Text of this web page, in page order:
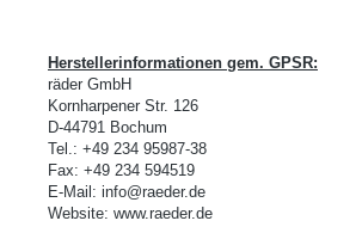
Herstellerinformationen gem. GPSR:
räder GmbH
Kornharpener Str. 126
D-44791 Bochum
Tel.: +49 234 95987-38
Fax: +49 234 594519
E-Mail: info@raeder.de
Website: www.raeder.de